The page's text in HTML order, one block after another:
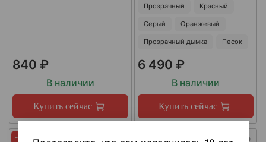
840 ₽
В наличии
Купить сейчас
Прозрачный Красный
Серый Оранжевый
Прозрачный дымка Песок
6 490 ₽
В наличии
Купить сейчас
-45%